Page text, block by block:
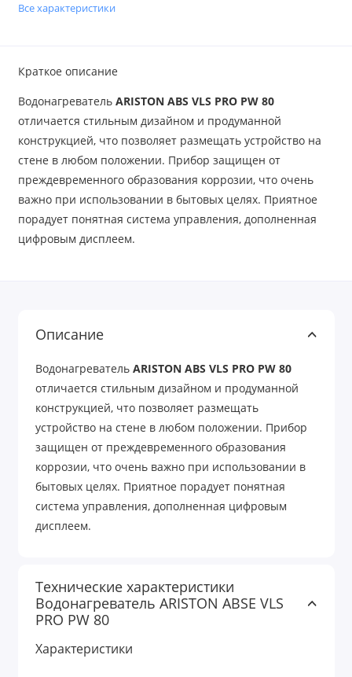
Все характеристики
Краткое описание
Водонагреватель ARISTON ABS VLS PRO PW 80
отличается стильным дизайном и продуманной
конструкцией, что позволяет размещать устройство на
стене в любом положении. Прибор защищен от
преждевременного образования коррозии, что очень
важно при использовании в бытовых целях. Приятное
порадует понятная система управления, дополненная
цифровым дисплеем.
Описание
Водонагреватель ARISTON ABS VLS PRO PW 80
отличается стильным дизайном и продуманной
конструкцией, что позволяет размещать
устройство на стене в любом положении. Прибор
защищен от преждевременного образования
коррозии, что очень важно при использовании в
бытовых целях. Приятное порадует понятная
система управления, дополненная цифровым
дисплеем.
Технические характеристики
Водонагреватель ARISTON ABSE VLS
PRO PW 80
Характеристики